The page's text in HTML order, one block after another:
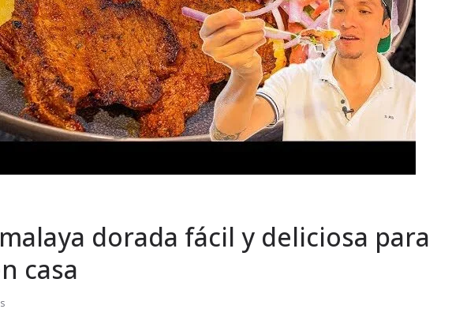
dorada fácil y deliciosa para
casa